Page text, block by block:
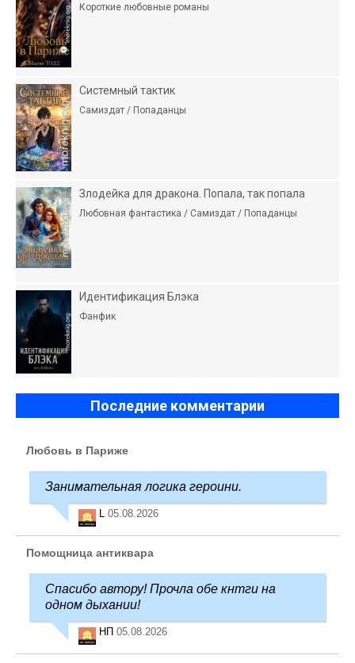
Короткие любовные романы
Системный тактик
Самиздат / Попаданцы
Злодейка для дракона. Попала, так попала
Любовная фантастика / Самиздат / Попаданцы
Идентификация Блэка
Фанфик
Последние комментарии
Любовь в Париже
Занимательная логика героини.
05.08.2026
Помощница антиквара
Спасибо автору! Прочла обе кнтги на
одном дыхании!
НП 05.08.2026